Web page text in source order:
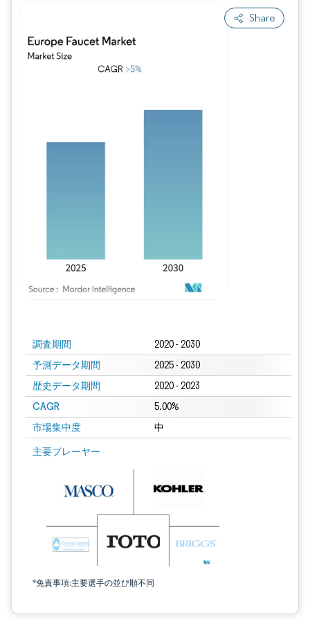
Share
調査期間 2020 - 2030
予測データ期間 2025 - 2030
歴史データ期間 2020 - 2023
CAGR 5.00%
市場集中度 中
主要プレーヤー
*免責事項:主要選手の並び順不同